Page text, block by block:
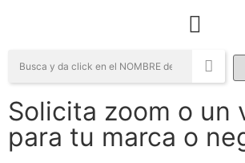
Solicita zoom o un
para tu marca o